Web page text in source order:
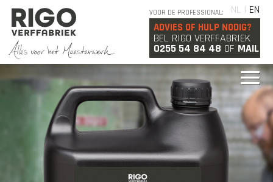
NL | EN
VOOR DE PROFESSIONAL:
ADVIES OF HULP NODIG?
BEL RIGO VERFFABRIEK
0255 54 84 48 OF MAIL